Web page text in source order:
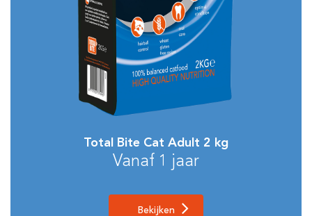
Total Bite Cat Adult 2 kg
Vanaf 1 jaar
Bekijken